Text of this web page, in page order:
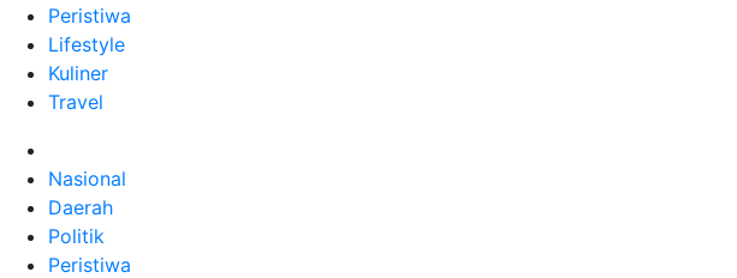
Peristiwa
Lifestyle
Kuliner
Travel
Nasional
Daerah
Politik
Peristiwa